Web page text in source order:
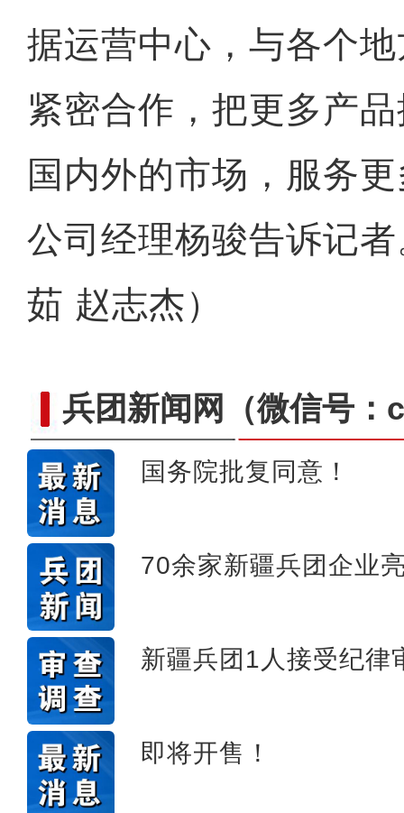
据运营中心，与各个
紧密合作，把更多产
国内外的市场，服务
公司经理杨骏告诉记
茹 赵志杰）
兵团新闻网 （微信号
国务院批复同意！
70余家新疆兵团企业
新疆兵团1人接受纪律
即将开售！